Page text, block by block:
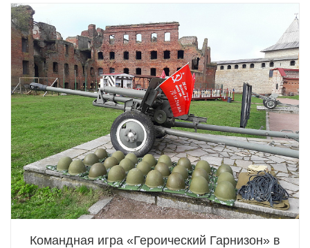
Командная игра «Героический Гарнизон» в